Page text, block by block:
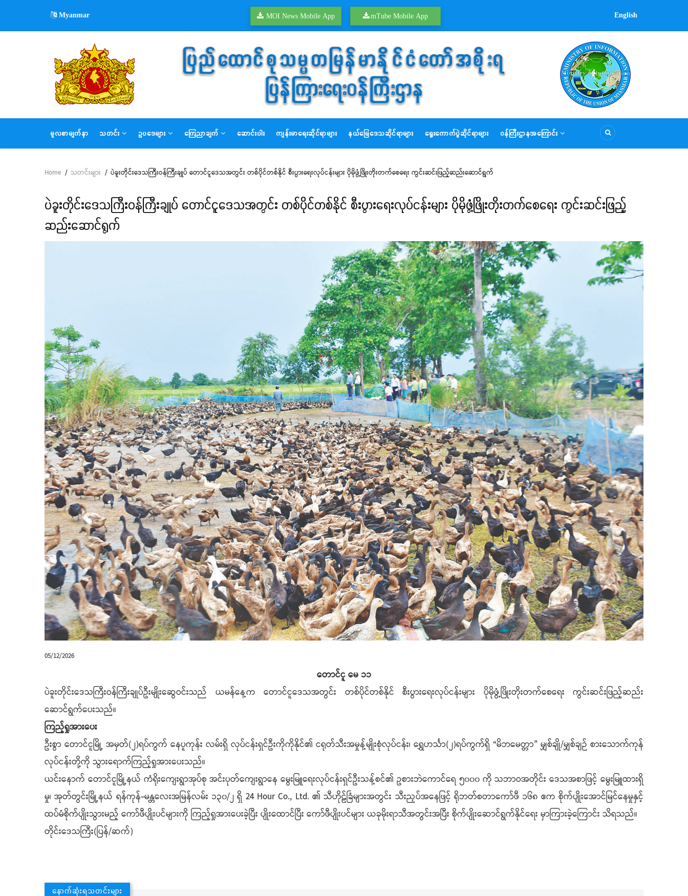
main
Myanmar MOI News Mobile App mTube Mobile App English
MAIN
NAVIGATION
မူလစာမျက်နှာ သတင်း ဥပဒေများ ကြေညာချက် ဆောင်းပါး ကျန်းမာရေးဆိုင်ရာများ နယ်မြေဒေသဆိုင်ရာများ ရွေးကောက်ပွဲဆိုင်ရာများ ဝန်ကြီးဌာနအကြောင်း
Breadcrumb
Home / သတင်းများ / ပဲခူးတိုင်းဒေသကြီးဝန်ကြီးချုပ် တောင်ငူဒေသအတွင်း တစ်ပိုင်တစ်နိုင် စီးပွားရေးလုပ်ငန်းများ ပိုမိုဖွံ့ဖြိုးတိုးတက်စေရေး ကွင်းဆင်းဖြည့်ဆည်းဆောင်ရွက်
ပဲခူးတိုင်းဒေသကြီးဝန်ကြီးချုပ် တောင်ငူဒေသအတွင်း တစ်ပိုင်တစ်နိုင် စီးပွားရေးလုပ်ငန်းများ ပိုမိုဖွံ့ဖြိုးတိုးတက်စေရေး ကွင်းဆင်းဖြည့်
ဆည်းဆောင်ရွက်
05/12/2026
တောင်ငူ မေ ၁၁
ပဲခူးတိုင်းဒေသကြီးဝန်ကြီးချုပ်ဦးမျိုးဆွေဝင်းသည် ယမန်နေ့က တောင်ငူဒေသအတွင်း တစ်ပိုင်တစ်နိုင် စီးပွားရေးလုပ်ငန်းများ ပိုမိုဖွံ့ဖြိုးတိုးတက်စေရေး ကွင်းဆင်းဖြည့်ဆည်း
ဆောင်ရွက်ပေးသည်။
ကြည့်ရှုအားပေး
ဦးစွာ တောင်ငူမြို့ အမှတ်(၂)ရပ်ကွက် နေပူကုန်း လမ်းရှိ လုပ်ငန်းရှင်ဦးကိုကိုနိုင်၏ ငရုတ်သီးအမှုန့်မျိုးစုံလုပ်ငန်း၊ ရွှေဟင်္သာ(၂)ရပ်ကွက်ရှိ “မိဘမေတ္တာ” မျှစ်ချို/မျှစ်ချဉ် စားသောက်ကုန်
လုပ်ငန်းတို့ကို သွားရောက်ကြည့်ရှုအားပေးသည်။
ယင်းနောက် တောင်ငူမြို့နယ် ကံရိုးကျေးရွာအုပ်စု အင်းပုတ်ကျေးရွာနေ မွေးမြူရေးလုပ်ငန်းရှင်ဦးသန့်စင်၏ ဥစားဘဲကောင်ရေ ၅၀၀၀ ကို သဘာဝအတိုင်း ဒေသအစာဖြင့် မွေးမြူထားရှိ
မှု၊ အုတ်တွင်းမြို့နယ် ရန်ကုန်-မန္တလေးအမြန်လမ်း ၁၃၀/၂ ရှိ 24 Hour Co., Ltd. ၏ သီဟိုဠ်ခြံများအတွင်း သီးညှပ်အနေဖြင့် ရိုဘတ်စတာကော်ဖီ ၁၆၈ ဧက စိုက်ပျိုးအောင်မြင်နေမှုနှင့်
ထပ်မံစိုက်ပျိုးသွားမည့် ကော်ဖီပျိုးပင်များကို ကြည့်ရှုအားပေးခဲ့ပြီး ပျိုးထောင်ပြီး ကော်ဖီပျိုးပင်များ ယခုမိုးရာသီအတွင်းအပြီး စိုက်ပျိုးဆောင်ရွက်နိုင်ရေး မှာကြားခဲ့ကြောင်း သိရသည်။
တိုင်းဒေသကြီး(ပြန်/ဆက်)
နောက်ဆုံးရသတင်းများ